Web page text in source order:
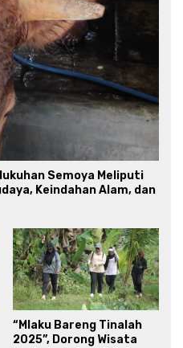
Semoya Meliputi
Keindahan Alam, dan
“Mlaku Bareng Tinalah
2025”, Dorong Wisata